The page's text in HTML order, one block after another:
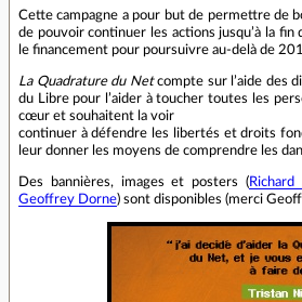
Cette campagne a pour but de permettre de
de pouvoir continuer les actions jusqu’à la fin
le financement pour poursuivre au-delà de
La Quadrature du Netcompte sur l’aide des
du Libre pour l’aider à toucher toutes les
cœur et souhaitent la voir
continuer à défendre les libertés et droits
leur donner les moyens de comprendre les
Des bannières, images et posters (Richard
Geoffrey Dorne) sont disponibles (merci